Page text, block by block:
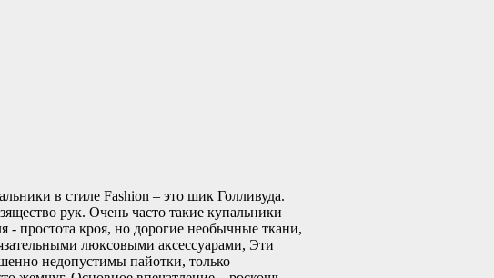
в стиле Fashion – это шик Голливуда.
рук. Очень часто такие купальники
- простота кроя, но дорогие необычные ткани,
люксовыми аксессуарами, Эти
недопустимы пайотки, только